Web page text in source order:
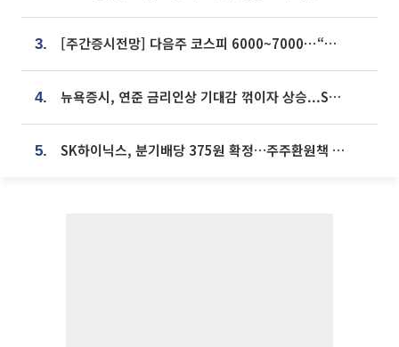
3. [주간증시전망] 다음주 코스피 6000~7000⋯“外人 수급은 정책이 변수”
4. 뉴욕증시, 연준 금리인상 기대감 꺾이자 상승...S&P500 사상 최고치 [종합]
5. SK하이닉스, 분기배당 375원 확정…주주환원책 9월로 앞당겨 발표